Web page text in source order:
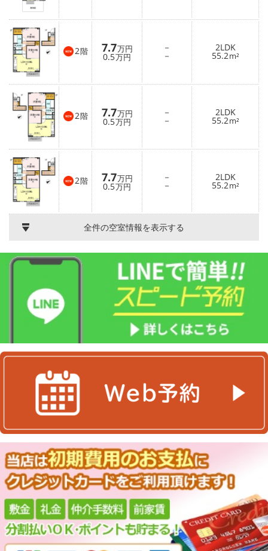
2階 7.7万円
0.5万円
－
－
2LDK
55.2m²
2階 7.7万円
0.5万円
－
－
2LDK
55.2m²
2階 7.7万円
0.5万円
－
－
2LDK
55.2m²
全件の空室情報を表示する